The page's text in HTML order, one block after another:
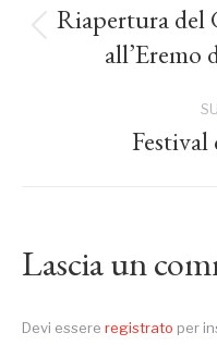
traRiapertura del
all’Eremo
Festival
Lascia un
Devi essere registrato per